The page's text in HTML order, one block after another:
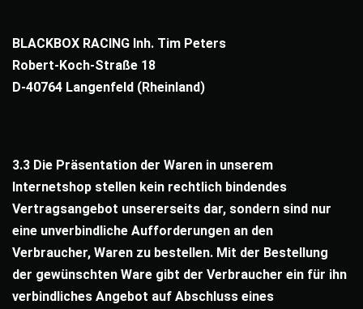
BLACKBOX RACING Inh. Tim Peters
Robert-Koch-Straße 18
D-40764 Langenfeld (Rheinland)
3.3 Die Präsentation der Waren in unserem
Internetshop stellen kein rechtlich bindendes
Vertragsangebot unsererseits dar, sondern sind nur
eine unverbindliche Aufforderungen an den
Verbraucher, Waren zu bestellen. Mit der Bestellung
der gewünschten Ware gibt der Verbraucher ein für ihn
verbindliches Angebot auf Abschluss eines